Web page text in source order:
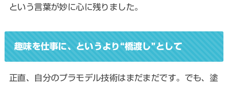
という言葉が妙に心に残りました。
趣味を仕事に、というより“橋渡し”として
正直、自分のプラモデル技術はまだまだです。でも、塗